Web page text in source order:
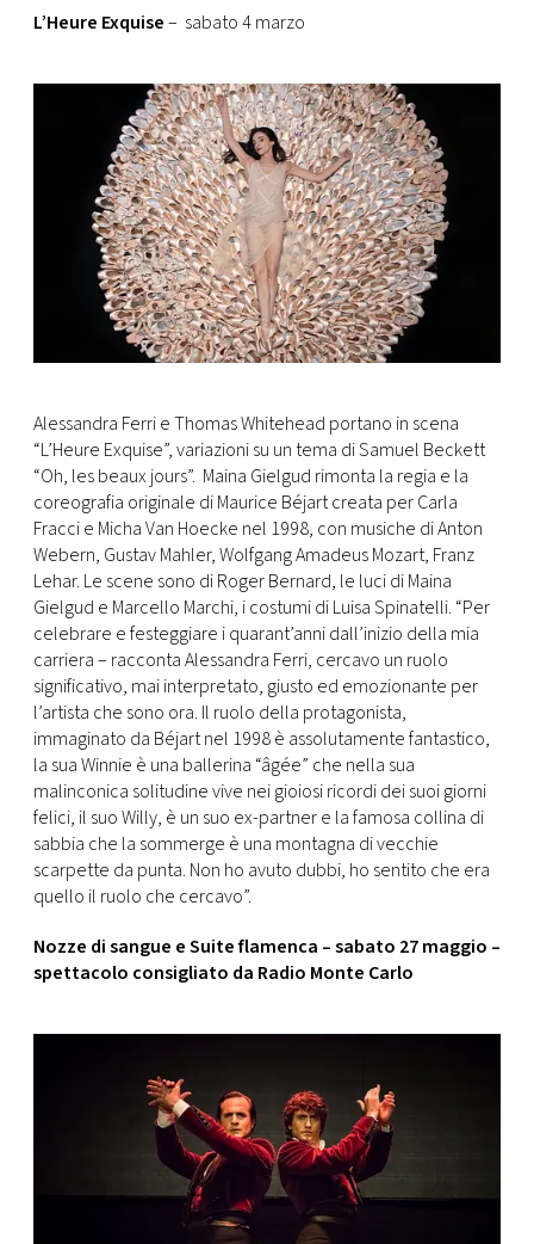
L’Heure Exquise– sabato 4 marzo
Alessandra Ferri e Thomas Whitehead portano in scena
“L’Heure Exquise”, variazioni su un tema di Samuel Beckett
“Oh, les beaux jours”. Maina Gielgud rimonta la regia e la
coreografia originale di Maurice Béjart creata per Carla
Fracci e Micha Van Hoecke nel 1998, con musiche di Anton
Webern, Gustav Mahler, Wolfgang Amadeus Mozart, Franz
Lehar. Le scene sono di Roger Bernard, le luci di Maina
Gielgud e Marcello Marchi, i costumi di Luisa Spinatelli. “Per
celebrare e festeggiare i quarant’anni dall’inizio della mia
carriera – racconta Alessandra Ferri, cercavo un ruolo
significativo, mai interpretato, giusto ed emozionante per
l’artista che sono ora. Il ruolo della protagonista,
immaginato da Béjart nel 1998 è assolutamente fantastico,
la sua Winnie è una ballerina “âgée” che nella sua
malinconica solitudine vive nei gioiosi ricordi dei suoi giorni
felici, il suo Willy, è un suo ex-partner e la famosa collina di
sabbia che la sommerge è una montagna di vecchie
scarpette da punta. Non ho avuto dubbi, ho sentito che era
quello il ruolo che cercavo”.
Nozze di sangue e Suite flamenca – sabato 27 maggio –
spettacolo consigliato da Radio Monte Carlo